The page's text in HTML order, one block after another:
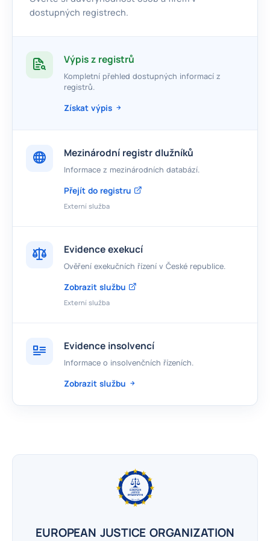
dostupných registrech.
Výpis z registrů
Kompletní přehled dostupných informací z
registrů.
Získat výpis
Mezinárodní registr dlužníků
Informace z mezinárodních databází.
Přejít do registru
Externí služba
Evidence exekucí
Ověření exekučních řízení v České republice.
Zobrazit službu
Externí služba
Evidence insolvencí
Informace o insolvenčních řízeních.
Zobrazit službu
EUROPEAN JUSTICE ORGANIZATION